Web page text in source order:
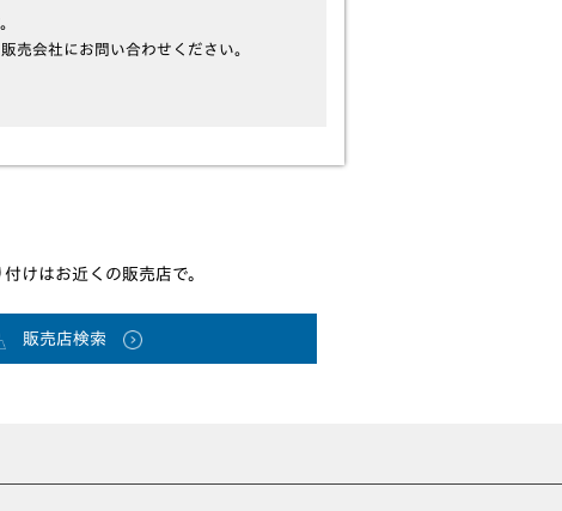
売会社にお問い合わせください。
けはお近くの販売店で。
販売店検索